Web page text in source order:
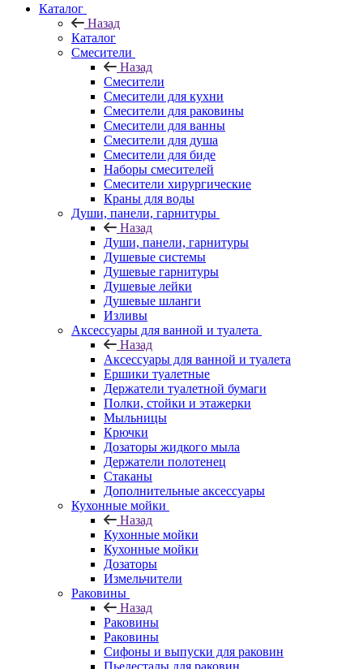
Каталог
Назад
Каталог
Смесители
Назад
Смесители
Смесители для кухни
Смесители для раковины
Смесители для ванны
Смесители для душа
Смесители для биде
Наборы смесителей
Смесители хирургические
Краны для воды
Души, панели, гарнитуры
Назад
Души, панели, гарнитуры
Душевые системы
Душевые гарнитуры
Душевые лейки
Душевые шланги
Изливы
Аксессуары для ванной и туалета
Назад
Аксессуары для ванной и туалета
Ершики туалетные
Держатели туалетной бумаги
Полки, стойки и этажерки
Мыльницы
Крючки
Дозаторы жидкого мыла
Держатели полотенец
Стаканы
Дополнительные аксессуары
Кухонные мойки
Назад
Кухонные мойки
Кухонные мойки
Дозаторы
Измельчители
Раковины
Назад
Раковины
Раковины
Сифоны и выпуски для раковин
Пьедесталы для раковин